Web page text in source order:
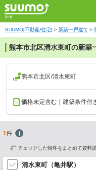
SUUMO[不動産/住宅] > 新築一戸建て >
熊本市北区清水東町の新築
熊本市北区/清水東町
価格未定含む｜建築条件付
1件
チェックした物件をまとめて資料
清水東町（亀井駅）